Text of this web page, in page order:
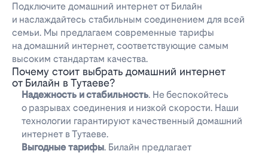
Подключите домашний интернет от Билайн
и наслаждайтесь стабильным соединением для всей
семьи. Мы предлагаем современные тарифы
на домашний интернет, соответствующие самым
высоким стандартам качества.
Почему стоит выбрать домашний интернет
от Билайн в Тутаеве?
Надежность и стабильность. Не беспокойтесь
о разрывах соединения и низкой скорости. Наши
технологии гарантируют качественный домашний
интернет в Тутаеве.
Выгодные тарифы. Билайн предлагает